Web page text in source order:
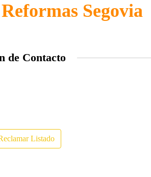
Segovia
de Contacto
Listado